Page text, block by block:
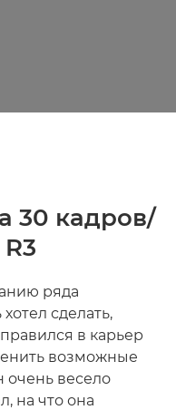
видео
30 кадров/
ряда
сделать,
в карьер
возможные
очень весело
на что она